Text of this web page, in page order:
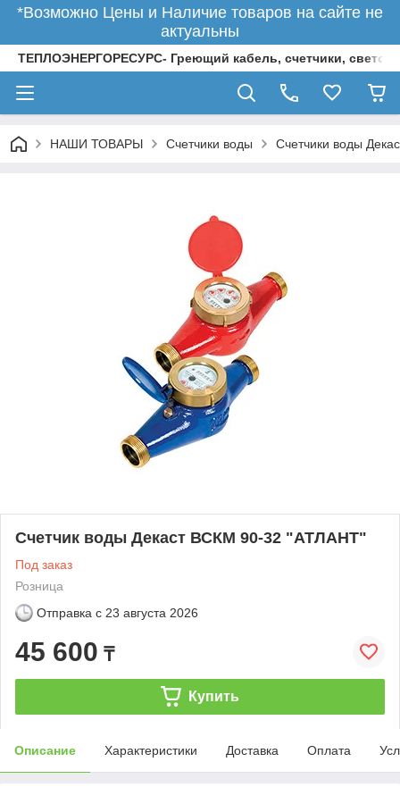
*Возможно Цены и Наличие товаров на сайте не
актуальны
ТЕПЛОЭНЕРГОРЕСУРС- Греющий кабель, счетчики,
НАШИ ТОВАРЫ Счетчики воды Счетчики воды
Счетчик воды Декаст ВСКМ 90-32 "АТЛАНТ"
Под заказ
Розница
Отправка с 23 августа 2026
45 600 ₸
Купить
Описание Характеристики Доставка Оплата